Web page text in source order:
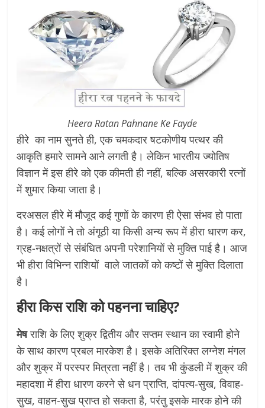
Heera Ratan Pahnane Ke Fayde
हीरे का नाम सुनते ही, एक चमकदार षटकोणीय पत्थर की
आकृति हमारे सामने आने लगती है। लेकिन भारतीय ज्योतिष
विज्ञान में इस हीरे को एक कीमती ही नहीं, बल्कि असरकारी रत्नों
में शुमार किया जाता है।
दरअसल हीरे में मौजूद कई गुणों के कारण ही ऐसा संभव हो पाता
है। कई लोगों ने तो अंगूठी या किसी अन्य रूप में हीरा धारण कर,
ग्रह-नक्षत्रों से संबंधित अपनी परेशानियों से मुक्ति पाई है। आज
भी हीरा विभिन्न राशियों वाले जातकों को कष्टों से मुक्ति दिलाता
है।
हीरा किस राशि को पहनना चाहिए?
मेषराशि के लिए शुक्र द्वितीय और सप्तम स्थान का स्वामी होने
के साथ कारण प्रबल मारकेश है। इसके अतिरिक्त लग्नेश मंगल
और शुक्र में परस्पर मित्रता नहीं है। तब भी कुंडली में शुक्र की
महादशा में हीरा धारण करने से धन प्राप्ति, दांपत्य-सुख, विवाह-
सुख, वाहन-सुख प्राप्त हो सकता है, परंतु इसके मारक होने की